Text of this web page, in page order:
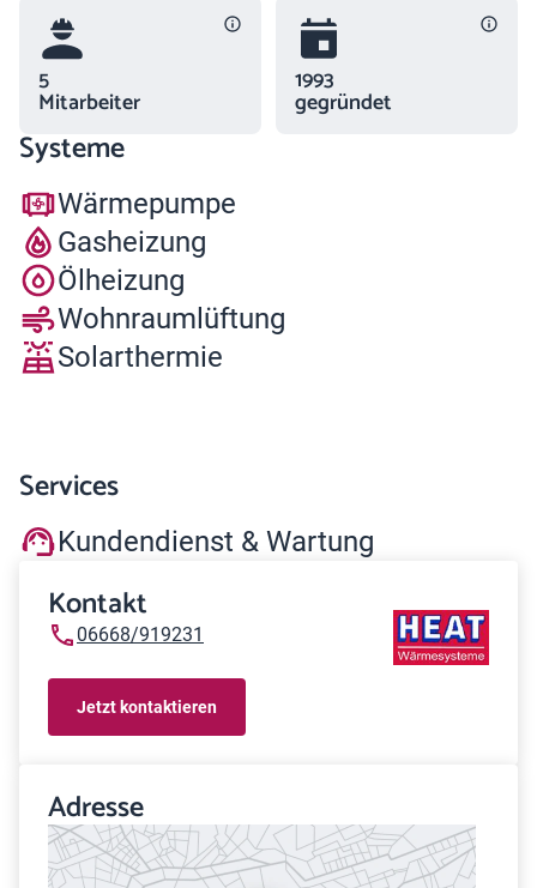
5
Mitarbeiter
1993
gegründet
Systeme
Wärmepumpe
Gasheizung
Ölheizung
Wohnraumlüftung
Solarthermie
Services
Kundendienst & Wartung
Kontakt
06668/919231
Jetzt kontaktieren
Adresse